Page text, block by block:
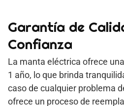
Garantía de
Confianza
La manta eléctrica ofrece
1 año, lo que brinda
caso de cualquier problema
ofrece un proceso de